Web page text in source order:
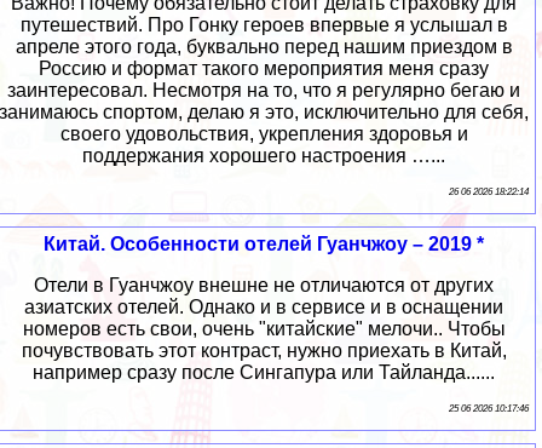
путешествий. Про Гонку героев впервые я услышал в
апреле этого года, буквально перед нашим приездом в
Россию и формат такого мероприятия меня сразу
заинтересовал. Несмотря на то, что я регулярно бегаю и
занимаюсь спортом, делаю я это, исключительно для себя,
своего удовольствия, укрепления здоровья и
поддержания хорошего настроения …...
26 06 2026 18:22:14
Китай. Особенности отелей Гуанчжоу – 2019 *
Отели в Гуанчжоу внешне не отличаются от других
азиатских отелей. Однако и в сервисе и в оснащении
номеров есть свои, очень "китайские" мелочи.. Чтобы
почувствовать этот контраст, нужно приехать в Китай,
например сразу после Сингапура или Тайланда......
25 06 2026 10:17:46